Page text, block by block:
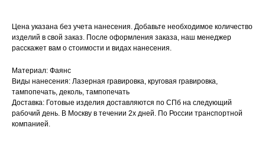
Цена указана без учета нанесения. Добавьте необходимое количество
изделий в свой заказ. После оформления заказа, наш менеджер
расскажет вам о стоимости и видах нанесения.
Материал: Фаянс
Виды нанесения: Лазерная гравировка, круговая гравировка,
тампопечать, деколь, тампопечать
Доставка: Готовые изделия доставляются по СПб на следующий
рабочий день. В Москву в течении 2х дней. По России транспортной
компанией.